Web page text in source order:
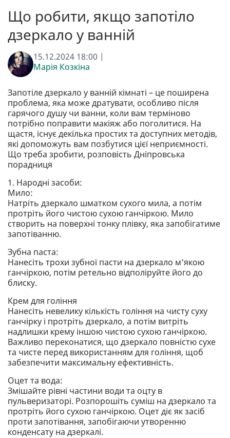
Що робити, якщо запотіло
дзеркало у ванній
15.12.2024 18:00 |
Марія Козкіна
Запотіле дзеркало у ванній кімнаті – це поширена
проблема, яка може дратувати, особливо після
гарячого душу чи ванни, коли вам терміново
потрібно поправити макіяж або поголитися. На
щастя, існує декілька простих та доступних методів,
які допоможуть вам позбутися цієї неприємності.
Що треба зробити, розповість Дніпровська
порадниця
1. Народні засоби:
Мило:
Натріть дзеркало шматком сухого мила, а потім
протріть його чистою сухою ганчіркою. Мило
створить на поверхні тонку плівку, яка запобігатиме
запотіванню.
Зубна паста:
Нанесіть трохи зубної пасти на дзеркало м'якою
ганчіркою, потім ретельно відполіруйте його до
блиску.
Крем для гоління
Нанесіть невелику кількість гоління на чисту суху
ганчірку і протріть дзеркало, а потім витріть
надлишки крему іншою чистою сухою ганчіркою.
Важливо переконатися, що дзеркало повністю сухе
та чисте перед використанням для гоління, щоб
забезпечити максимальну ефективність.
Оцет та вода:
Змішайте рівні частини води та оцту в
пульверизаторі. Розпорошіть суміш на дзеркало та
протріть його сухою ганчіркою. Оцет діє як засіб
проти запотівання, запобігаючи утворенню
конденсату на дзеркалі.